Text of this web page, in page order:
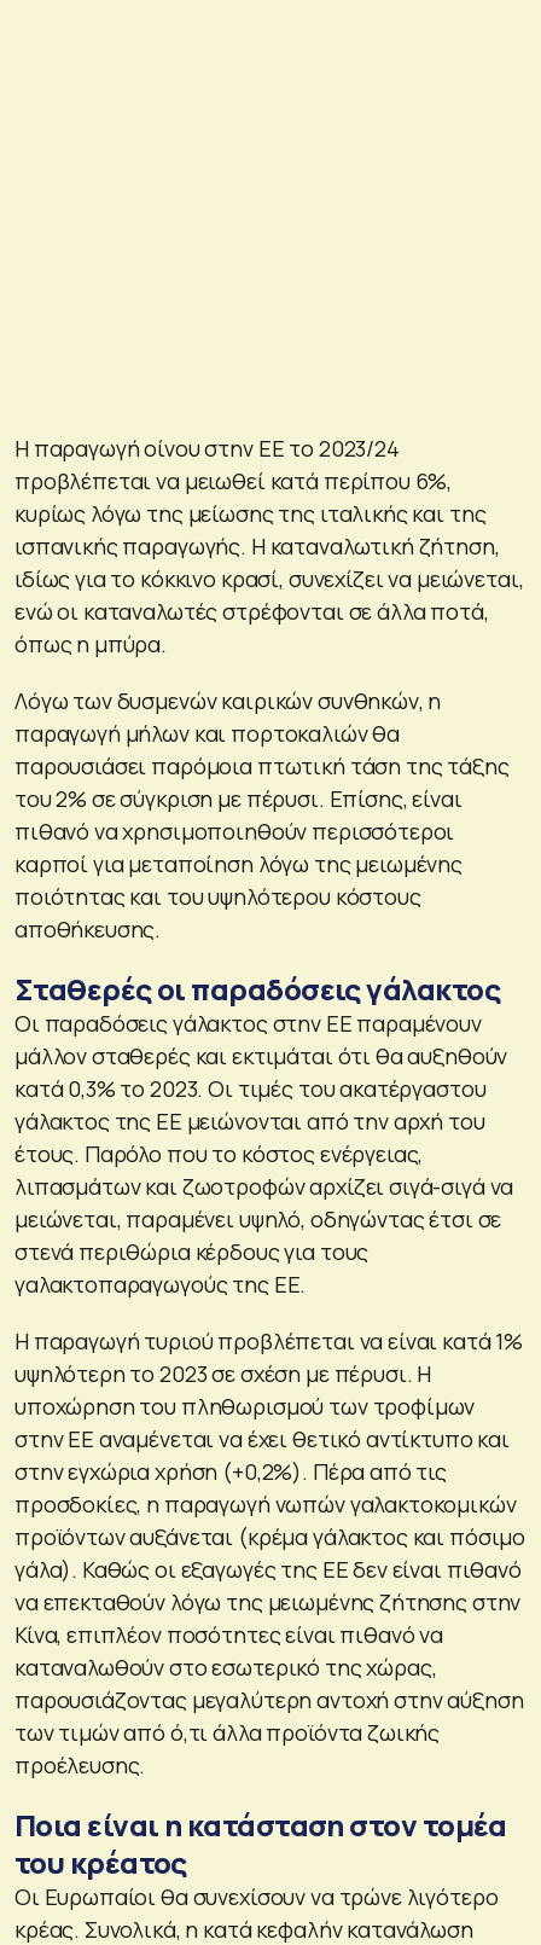
Η παραγωγή οίνου στην ΕΕ το 2023/24
προβλέπεται να μειωθεί κατά περίπου 6%,
κυρίως λόγω της μείωσης της ιταλικής και της
ισπανικής παραγωγής. Η καταναλωτική ζήτηση,
ιδίως για το κόκκινο κρασί, συνεχίζει να μειώνεται,
ενώ οι καταναλωτές στρέφονται σε άλλα ποτά,
όπως η μπύρα.
Λόγω των δυσμενών καιρικών συνθηκών, η
παραγωγή μήλων και πορτοκαλιών θα
παρουσιάσει παρόμοια πτωτική τάση της τάξης
του 2% σε σύγκριση με πέρυσι. Επίσης, είναι
πιθανό να χρησιμοποιηθούν περισσότεροι
καρποί για μεταποίηση λόγω της μειωμένης
ποιότητας και του υψηλότερου κόστους
αποθήκευσης.
Σταθερές οι παραδόσεις γάλακτος
Οι παραδόσεις γάλακτος στην ΕΕ παραμένουν
μάλλον σταθερές και εκτιμάται ότι θα αυξηθούν
κατά 0,3% το 2023. Οι τιμές του ακατέργαστου
γάλακτος της ΕΕ μειώνονται από την αρχή του
έτους. Παρόλο που το κόστος ενέργειας,
λιπασμάτων και ζωοτροφών αρχίζει σιγά-σιγά να
μειώνεται, παραμένει υψηλό, οδηγώντας έτσι σε
στενά περιθώρια κέρδους για τους
γαλακτοπαραγωγούς της ΕΕ.
Η παραγωγή τυριού προβλέπεται να είναι κατά 1%
υψηλότερη το 2023 σε σχέση με πέρυσι. Η
υποχώρηση του πληθωρισμού των τροφίμων
στην ΕΕ αναμένεται να έχει θετικό αντίκτυπο και
στην εγχώρια χρήση (+0,2%). Πέρα από τις
προσδοκίες, η παραγωγή νωπών γαλακτοκομικών
προϊόντων αυξάνεται (κρέμα γάλακτος και πόσιμο
γάλα). Καθώς οι εξαγωγές της ΕΕ δεν είναι πιθανό
να επεκταθούν λόγω της μειωμένης ζήτησης στην
Κίνα, επιπλέον ποσότητες είναι πιθανό να
καταναλωθούν στο εσωτερικό της χώρας,
παρουσιάζοντας μεγαλύτερη αντοχή στην αύξηση
των τιμών από ό,τι άλλα προϊόντα ζωικής
προέλευσης.
Ποια είναι η κατάσταση στον τομέα
του κρέατος
Οι Ευρωπαίοι θα συνεχίσουν να τρώνε λιγότερο
κρέας. Συνολικά, η κατά κεφαλήν κατανάλωση